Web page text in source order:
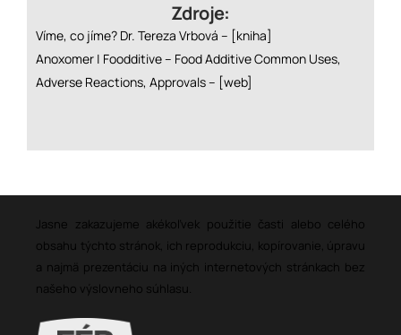
Zdroje:
Víme, co jíme? Dr. Tereza Vrbová – [kniha]
Anoxomer | Foodditive – Food Additive Common Uses,
Adverse Reactions, Approvals – [web]
Jasne zakazujeme akékoľvek použitie časti alebo celého
obsahu týchto stránok, ich reprodukciu, kopírovanie, úpravu
a najmä prezentáciu na iných internetových stránkach bez
našeho výslovneho súhlasu.